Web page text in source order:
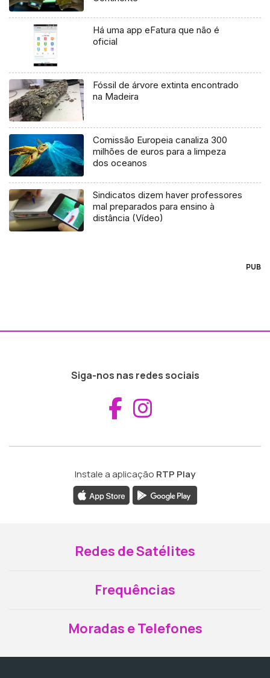
Há uma app eFatura que não é
oficial
Fóssil de árvore extinta encontrado
na Madeira
Comissão Europeia canaliza 300
milhões de euros para a limpeza
dos oceanos
Sindicatos dizem haver professores
mal preparados para ensino à
distância (Vídeo)
PUB
Siga-nos nas redes sociais
Aceder ao
Instale a aplicação RTP Play
Redes de Satélites
Frequências
Moradas e Telefones